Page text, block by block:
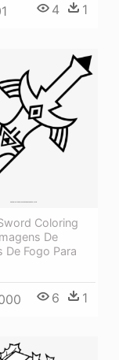
4 1
Coloring
De
De Fogo Para
6 1